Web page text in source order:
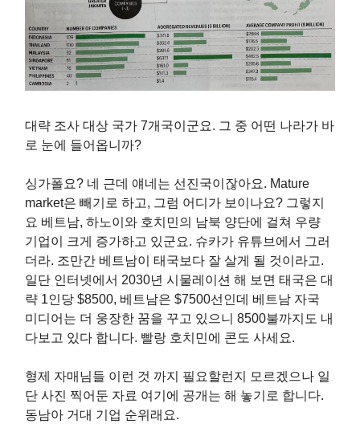
대략 조사 대상 국가 7개국이군요. 그 중 어떤 나라가 바
로 눈에 들어옵니까?
싱가폴요? 네 근데 얘네는 선진국이잖아요. Mature
market은 빼기로 하고, 그럼 어디가 보이나요? 그렇지
요 베트남, 하노이와 호치민의 남북 양단에 걸쳐 우량
기업이 크게 증가하고 있군요. 슈카가 유튜브에서 그러
더라. 조만간 베트남이 태국보다 잘 살게 될 것이라고.
일단 인터넷에서 2030년 시물레이션 해 보면 태국은 대
략 1인당 $8500, 베트남은 $7500선인데 베트남 자국
미디어는 더 웅장한 꿈을 꾸고 있으니 8500불까지도 내
다보고 있다 합니다. 빨랑 호치민에 콘도 사세요.
형제 자매님들 이런 것 까지 필요할런지 모르겠으나 일
단 사진 찍어둔 자료 여기에 공개는 해 놓기로 합니다.
동남아 거대 기업 순위래요.